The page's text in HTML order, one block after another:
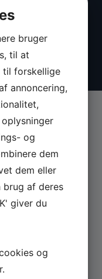
maskiner
bruger
til at
til forskellige
annoncering,
og
dem
dem eller
brug af deres
giver du
og
.